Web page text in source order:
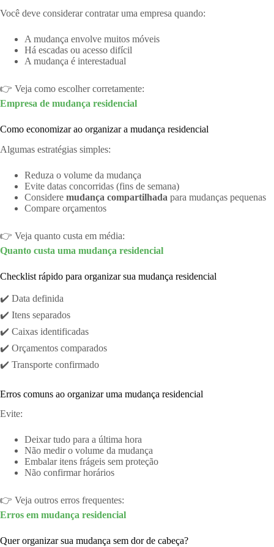
Você deve considerar contratar uma empresa quando:
A mudança envolve muitos móveis
Há escadas ou acesso difícil
A mudança é interestadual
👉 Veja como escolher corretamente:
Empresa de mudança residencial
Como economizar ao organizar a mudança residencial
Algumas estratégias simples:
Reduza o volume da mudança
Evite datas concorridas (fins de semana)
Considere mudança compartilhada para mudanças pequenas
Compare orçamentos
👉 Veja quanto custa em média:
Quanto custa uma mudança residencial
Checklist rápido para organizar sua mudança residencial
✔️ Data definida
✔️ Itens separados
✔️ Caixas identificadas
✔️ Orçamentos comparados
✔️ Transporte confirmado
Erros comuns ao organizar uma mudança residencial
Evite:
Deixar tudo para a última hora
Não medir o volume da mudança
Embalar itens frágeis sem proteção
Não confirmar horários
👉 Veja outros erros frequentes:
Erros em mudança residencial
Quer organizar sua mudança sem dor de cabeça?